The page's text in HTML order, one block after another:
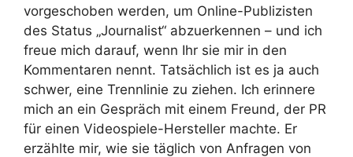
vorgeschoben werden, um Online-Publizisten
des Status „Journalist“ abzuerkennen – und ich
freue mich darauf, wenn Ihr sie mir in den
Kommentaren nennt. Tatsächlich ist es ja auch
schwer, eine Trennlinie zu ziehen. Ich erinnere
mich an ein Gespräch mit einem Freund, der PR
für einen Videospiele-Hersteller machte. Er
erzählte mir, wie sie täglich von Anfragen von